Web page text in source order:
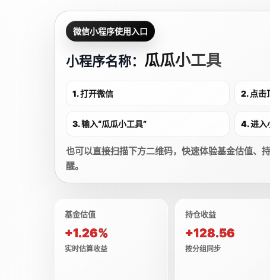
微信小程序使用入口
小程序名称： 瓜瓜小工具
1. 打开微信 2. 点击
3. 输入“瓜瓜小工具” 4. 进入
也可以直接扫描下方二维码，快速体验基金估值、
醒。
基金估值
+1.26%
实时估算收益
持仓收益
+128.56
按分组同步